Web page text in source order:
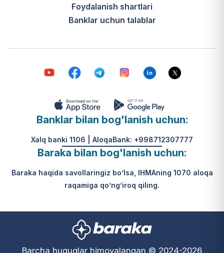
Foydalanish shartlari
Banklar uchun talablar
Banklar bilan bog'lanish uchun:
Xalq banki 1106 | AloqaBank: +998712307777
Baraka bilan bog'lanish uchun:
Baraka haqida savollaringiz bo’lsa, IHMAning 1070 aloqa
raqamiga qo’ng’iroq qiling.
Barcha huquqlar himoyalangan © 2024-2026